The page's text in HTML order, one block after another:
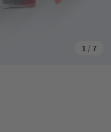
1 /7